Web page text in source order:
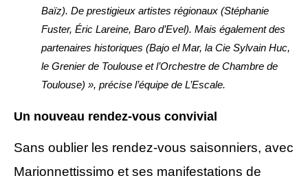
Baïz). De prestigieux artistes régionaux (Stéphanie
Fuster, Éric Lareine, Baro d’Evel). Mais également des
partenaires historiques (Bajo el Mar, la Cie Sylvain Huc,
le Grenier de Toulouse et l’Orchestre de Chambre de
Toulouse) », précise l’équipe de L’Escale.
Un nouveau rendez-vous convivial
Sans oublier les rendez-vous saisonniers, avec
Marionnettissimo et ses manifestations de